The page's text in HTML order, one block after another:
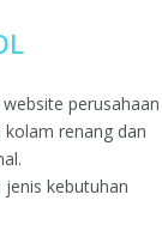
perusahaan
renang dan
kebutuhan